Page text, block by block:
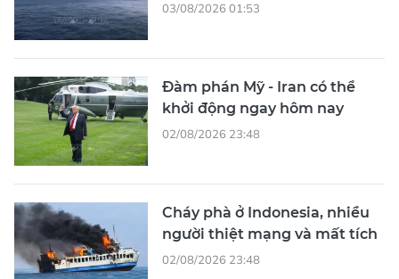
03/08/2026 01:53
Đàm phán Mỹ - Iran có thể
khởi động ngay hôm nay
02/08/2026 23:48
Cháy phà ở Indonesia, nhiều
người thiệt mạng và mất tích
02/08/2026 23:48